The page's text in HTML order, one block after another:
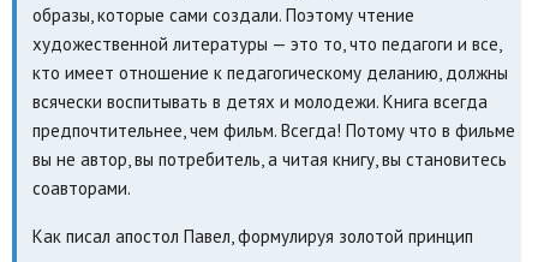
образы, которые сами создали. Поэтому чтение
художественной литературы — это то, что педагоги и все,
кто имеет отношение к педагогическому деланию, должны
всячески воспитывать в детях и молодежи. Книга всегда
предпочтительнее, чем фильм. Всегда! Потому что в фильме
вы не автор, вы потребитель, а читая книгу, вы становитесь
соавторами.
Как писал апостол Павел, формулируя золотой принцип